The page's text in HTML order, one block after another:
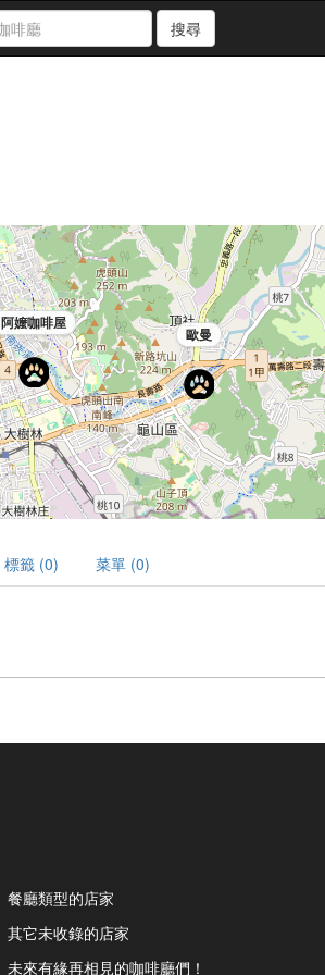
搜尋
阿嬤咖啡屋
歐曼
標籤 (0) 菜單 (0)
餐廳類型的店家
其它未收錄的店家
未來有緣再相見的咖啡廳們！